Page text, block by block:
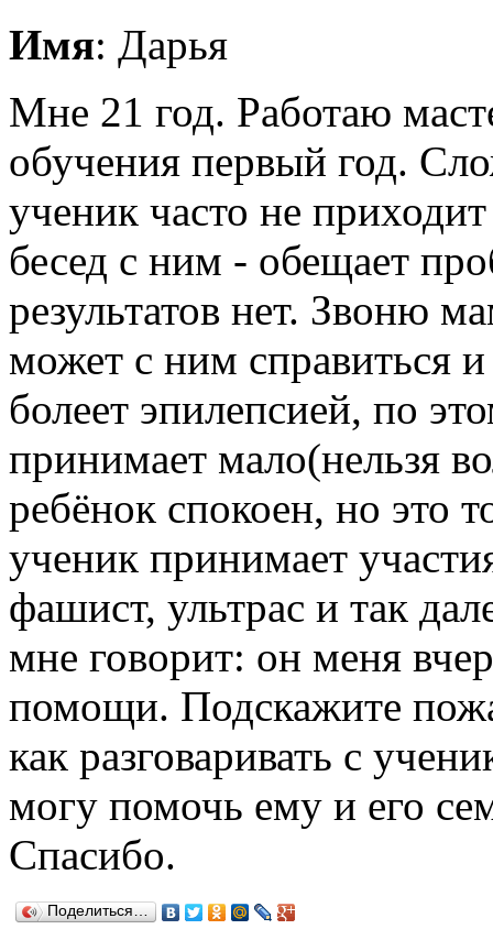
Имя: Дарья
Мне 21 год. Работаю
обучения первый год.
ученик часто не
бесед с ним - обещает
результатов нет. Звоню
может с ним справиться
болеет эпилепсией, по
принимает мало(нельзя
ребёнок спокоен, но это
ученик принимает
фашист, ультрас и так
мне говорит: он меня
помощи. Подскажите
как разговаривать с
могу помочь ему и его
Спасибо.
Поделиться…